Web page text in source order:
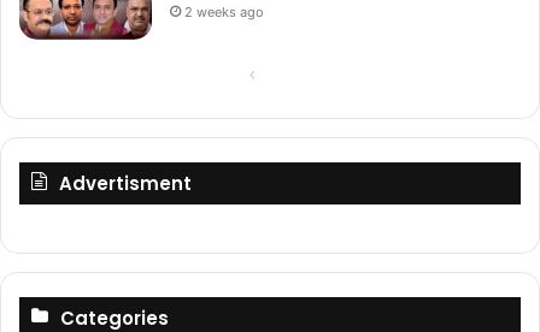
2 weeks ago
Previous
Advertisment
Categories